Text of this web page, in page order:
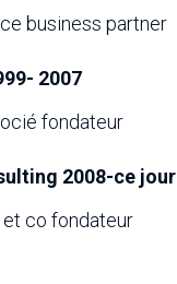
business partner
2007
fondateur
2008-ce jour
co fondateur